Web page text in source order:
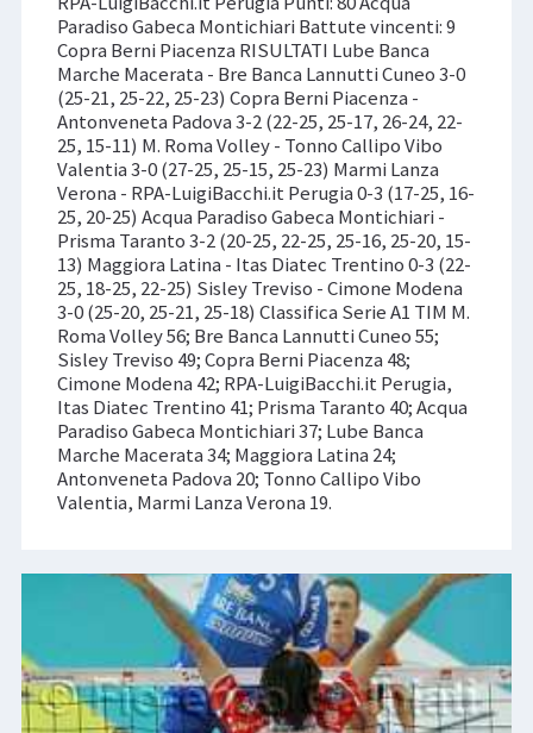
Paradiso Gabeca Montichiari Battute vincenti: 9
Copra Berni Piacenza RISULTATI Lube Banca
Marche Macerata - Bre Banca Lannutti Cuneo 3-0
(25-21, 25-22, 25-23) Copra Berni Piacenza -
Antonveneta Padova 3-2 (22-25, 25-17, 26-24, 22-
25, 15-11) M. Roma Volley - Tonno Callipo Vibo
Valentia 3-0 (27-25, 25-15, 25-23) Marmi Lanza
Verona - RPA-LuigiBacchi.it Perugia 0-3 (17-25, 16-
25, 20-25) Acqua Paradiso Gabeca Montichiari -
Prisma Taranto 3-2 (20-25, 22-25, 25-16, 25-20, 15-
13) Maggiora Latina - Itas Diatec Trentino 0-3 (22-
25, 18-25, 22-25) Sisley Treviso - Cimone Modena
3-0 (25-20, 25-21, 25-18) Classifica Serie A1 TIM M.
Roma Volley 56; Bre Banca Lannutti Cuneo 55;
Sisley Treviso 49; Copra Berni Piacenza 48;
Cimone Modena 42; RPA-LuigiBacchi.it Perugia,
Itas Diatec Trentino 41; Prisma Taranto 40; Acqua
Paradiso Gabeca Montichiari 37; Lube Banca
Marche Macerata 34; Maggiora Latina 24;
Antonveneta Padova 20; Tonno Callipo Vibo
Valentia, Marmi Lanza Verona 19.